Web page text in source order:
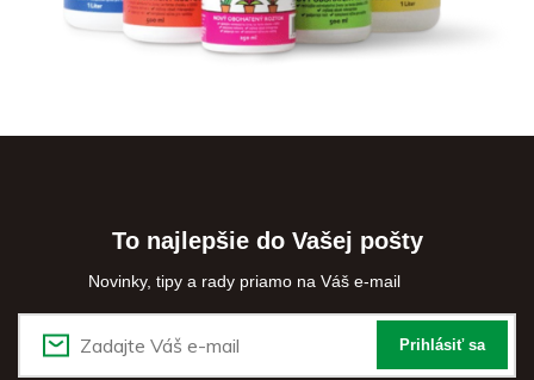
To najlepšie do Vašej pošty
Novinky, tipy a rady priamo na Váš e-mail
Prihlásiť sa